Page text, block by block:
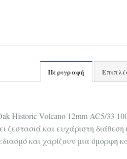
Περιγραφή
Historic Volcano 12mm AC5/33
και ευχάριστη
και χαρίζουν μια όμορφη